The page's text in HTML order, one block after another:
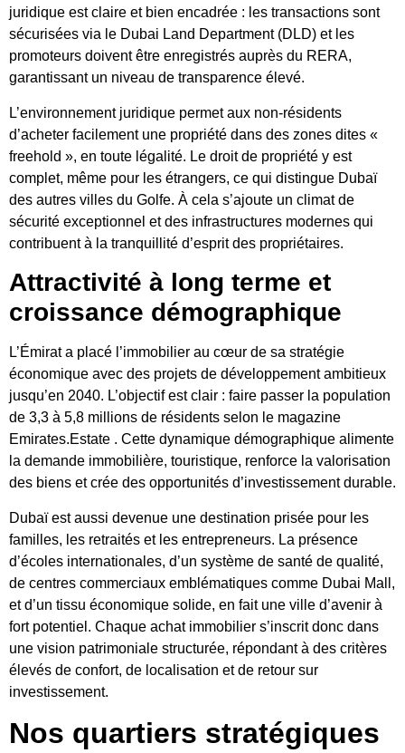
juridique est claire et bien encadrée : les transactions sont
sécurisées via le Dubai Land Department (DLD) et les
promoteurs doivent être enregistrés auprès du RERA,
garantissant un niveau de transparence élevé.
L’environnement juridique permet aux non-résidents
d’acheter facilement une propriété dans des zones dites «
freehold », en toute légalité. Le droit de propriété y est
complet, même pour les étrangers, ce qui distingue Dubaï
des autres villes du Golfe. À cela s’ajoute un climat de
sécurité exceptionnel et des infrastructures modernes qui
contribuent à la tranquillité d’esprit des propriétaires.
Attractivité à long terme et
croissance démographique
L’Émirat a placé l’immobilier au cœur de sa stratégie
économique avec des projets de développement ambitieux
jusqu’en 2040. L’objectif est clair : faire passer la population
de 3,3 à 5,8 millions de résidents selon le magazine
Emirates.Estate . Cette dynamique démographique alimente
la demande immobilière, touristique, renforce la valorisation
des biens et crée des opportunités d’investissement durable.
Dubaï est aussi devenue une destination prisée pour les
familles, les retraités et les entrepreneurs. La présence
d’écoles internationales, d’un système de santé de qualité,
de centres commerciaux emblématiques comme Dubai Mall,
et d’un tissu économique solide, en fait une ville d’avenir à
fort potentiel. Chaque achat immobilier s’inscrit donc dans
une vision patrimoniale structurée, répondant à des critères
élevés de confort, de localisation et de retour sur
investissement.
Nos quartiers stratégiques